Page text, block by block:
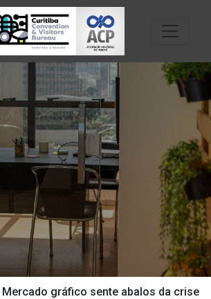
Mercado gráfico sente abalos da crise